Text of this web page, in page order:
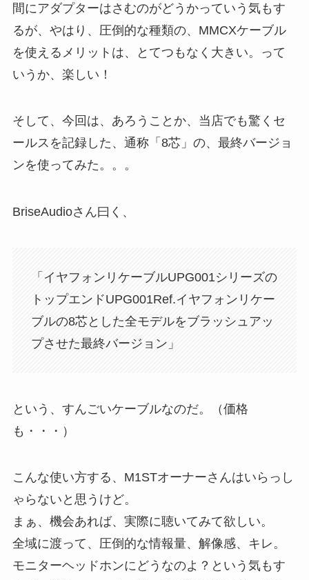
間にアダプターはさむのがどうかっていう気もす
るが、やはり、圧倒的な種類の、MMCXケーブル
を使えるメリットは、とてつもなく大きい。って
いうか、楽しい！
そして、今回は、あろうことか、当店でも驚くセ
ールスを記録した、通称「8芯」の、最終バージョ
ンを使ってみた。。。
BriseAudioさん曰く、
「イヤフォンリケーブルUPG001シリーズの
トップエンドUPG001Ref.イヤフォンリケー
ブルの8芯とした全モデルをブラッシュアッ
プさせた最終バージョン」
という、すんごいケーブルなのだ。（価格
も・・・）
こんな使い方する、M1STオーナーさんはいらっし
ゃらないと思うけど。
まぁ、機会あれば、実際に聴いてみて欲しい。
全域に渡って、圧倒的な情報量、解像感、キレ。
モニターヘッドホンにどうなのよ？という気もす